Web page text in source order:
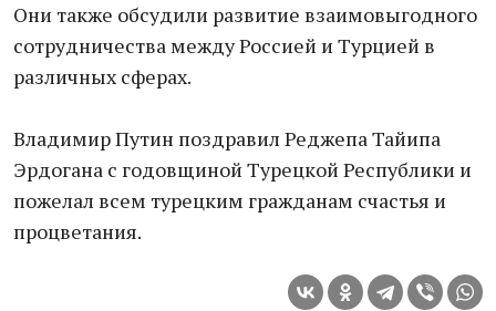
Они также обсудили развитие взаимовыгодного
сотрудничества между Россией и Турцией в
различных сферах.
Владимир Путин поздравил Реджепа Тайипа
Эрдогана с годовщиной Турецкой Республики и
пожелал всем турецким гражданам счастья и
процветания.